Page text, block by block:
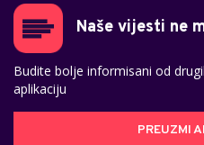
Naše vijesti ne
Budite bolje informisani od
aplikaciju
PREUZMI